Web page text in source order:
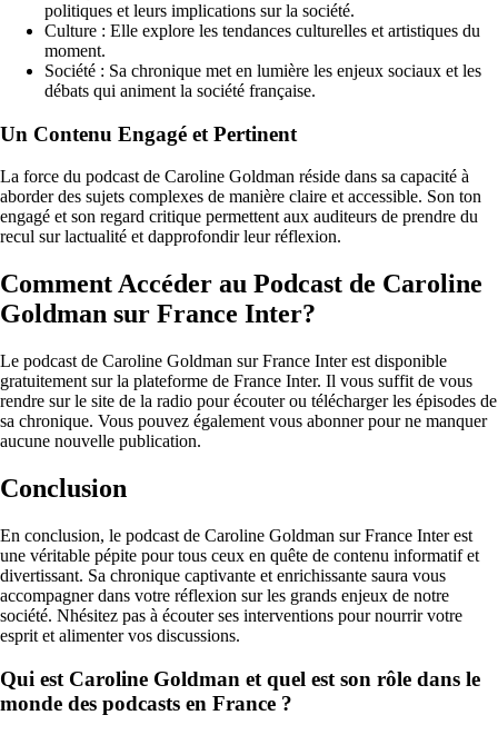
politiques et leurs implications sur la société.
Culture : Elle explore les tendances culturelles et artistiques du
moment.
Société : Sa chronique met en lumière les enjeux sociaux et les
débats qui animent la société française.
Un Contenu Engagé et Pertinent
La force du podcast de Caroline Goldman réside dans sa capacité à
aborder des sujets complexes de manière claire et accessible. Son ton
engagé et son regard critique permettent aux auditeurs de prendre du
recul sur lactualité et dapprofondir leur réflexion.
Comment Accéder au Podcast de Caroline
Goldman sur France Inter?
Le podcast de Caroline Goldman sur France Inter est disponible
gratuitement sur la plateforme de France Inter. Il vous suffit de vous
rendre sur le site de la radio pour écouter ou télécharger les épisodes de
sa chronique. Vous pouvez également vous abonner pour ne manquer
aucune nouvelle publication.
Conclusion
En conclusion, le podcast de Caroline Goldman sur France Inter est
une véritable pépite pour tous ceux en quête de contenu informatif et
divertissant. Sa chronique captivante et enrichissante saura vous
accompagner dans votre réflexion sur les grands enjeux de notre
société. Nhésitez pas à écouter ses interventions pour nourrir votre
esprit et alimenter vos discussions.
Qui est Caroline Goldman et quel est son rôle dans le
monde des podcasts en France ?